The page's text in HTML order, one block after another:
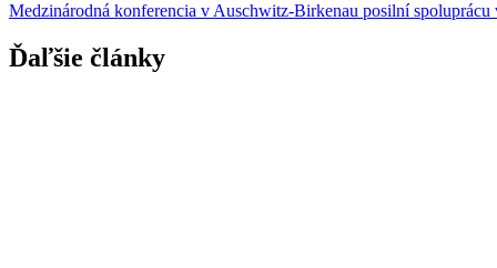
Medzinárodná konferencia v Auschwitz-Birkenau posilní
Ďaľšie články